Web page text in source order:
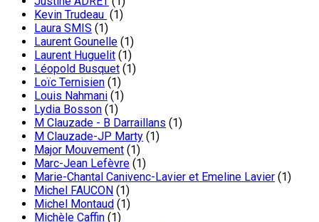
Kevin Trudeau (1)
Laura SMIS (1)
Laurent Gounelle (1)
Laurent Huguelit (1)
Léopold Busquet (1)
Loïc Ternisien (1)
Louis Nahmani (1)
Lydia Bosson (1)
M Clauzade - B Darraillans (1)
M Clauzade-JP Marty (1)
Major Mouvement (1)
Marc-Jean Lefèvre (1)
Marie-Chantal Canivenc-Lavier et Emeline Lavier (1)
Michel FAUCON (1)
Michel Montaud (1)
Michèle Caffin (1)